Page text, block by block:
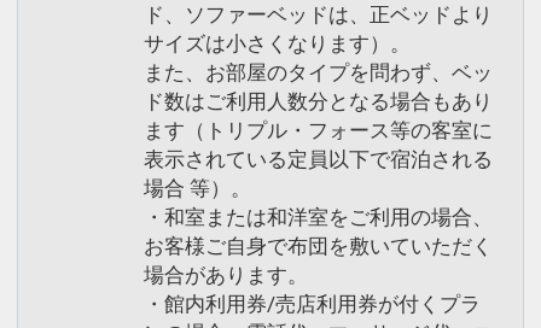
ド、ソファーベッドは、正ベッドより
サイズは小さくなります）。
また、お部屋のタイプを問わず、ベッ
ド数はご利用人数分となる場合もあり
ます（トリプル・フォース等の客室に
表示されている定員以下で宿泊される
場合 等）。
・和室または和洋室をご利用の場合、
お客様ご自身で布団を敷いていただく
場合があります。
・館内利用券/売店利用券が付くプラ